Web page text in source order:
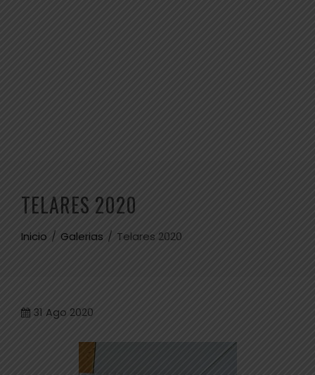
TELARES 2020
Inicio Galerias Telares 2020
31 Ago 2020